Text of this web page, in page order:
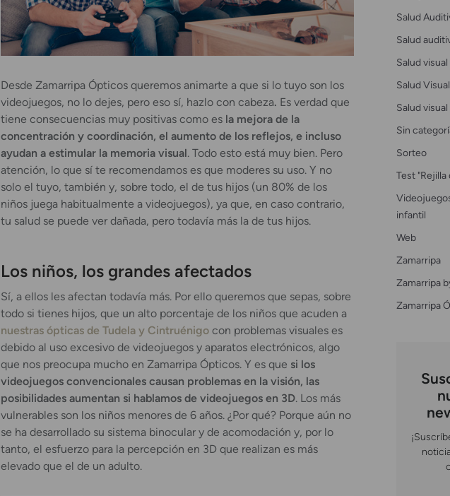
Desde Zamarripa Ópticos queremos animarte a que si lo tuyo son los
videojuegos, no lo dejes, pero eso sí, hazlo con cabeza. Es verdad que
tiene consecuencias muy positivas como es la mejora de la
concentración y coordinación, el aumento de los reflejos, e incluso
ayudan a estimular la memoria visual. Todo esto está muy bien. Pero
atención, lo que sí te recomendamos es que moderes su uso. Y no
solo el tuyo, también y, sobre todo, el de tus hijos (un 80% de los
niños juega habitualmente a videojuegos), ya que, en caso contrario,
tu salud se puede ver dañada, pero todavía más la de tus hijos.
Los niños, los grandes afectados
Sí, a ellos les afectan todavía más. Por ello queremos que sepas, sobre
todo si tienes hijos, que un alto porcentaje de los niños que acuden a
nuestras ópticas de Tudela y Cintruénigo con problemas visuales es
debido al uso excesivo de videojuegos y aparatos electrónicos, algo
que nos preocupa mucho en Zamarripa Ópticos. Y es que si los
videojuegos convencionales causan problemas en la visión, las
posibilidades aumentan si hablamos de videojuegos en 3D. Los más
vulnerables son los niños menores de 6 años. ¿Por qué? Porque aún no
se ha desarrollado su sistema binocular y de acomodación y, por lo
tanto, el esfuerzo para la percepción en 3D que realizan es más
elevado que el de un adulto.
Salud
Salud
Salud visual
Salud Visual
Salud
Sin
Sorteo
Test "Rejilla
infantil
Web
Zamarripa
Zamarripa
Zamarripa